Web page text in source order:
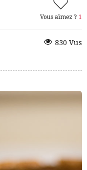
Vous aimez ? 1
830 Vus